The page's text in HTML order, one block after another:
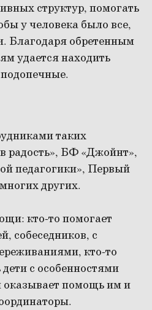
структур, помогать
у человека было все,
Благодаря обретенным
удается находить
таких
радость», БФ «Джойнт»,
педагогики», Первый
других.
кто-то помогает
собеседников, с
кто-то
с особенностями
оказывает помощь им и